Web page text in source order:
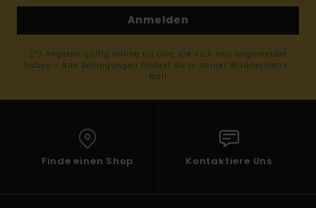
Anmelden
(*) Angebot gültig online für alle, die sich neu angemeldet
haben - Alle Bedingungen findest du in deiner Willkommens-
Mail
Finde einen Shop Kontaktiere Uns